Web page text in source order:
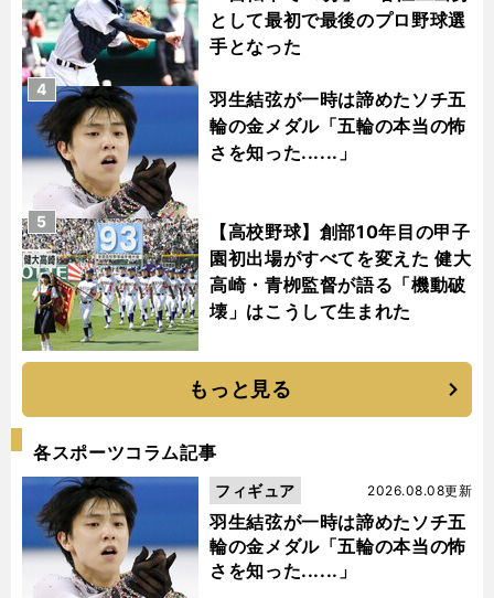
として最初で最後のプロ野球選
手となった
羽生結弦が一時は諦めたソチ五
輪の金メダル「五輪の本当の怖
さを知った......」
4
【高校野球】創部10年目の甲子
園初出場がすべてを変えた 健大
高崎・青栁監督が語る「機動破
壊」はこうして生まれた
5
もっと見る
各スポーツコラム記事
羽生結弦が一時は諦めたソチ五
輪の金メダル「五輪の本当の怖
さを知った......」
2026.08.08更新
フィギュア